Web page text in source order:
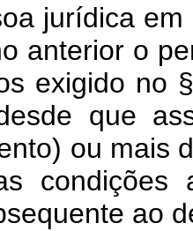
jurídica em
anterior o
exigido no
que
ou mais
condições
ao